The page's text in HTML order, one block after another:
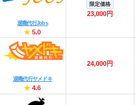
退職代行Jobs
★ 5.0
限定価格
23,000円
退職代行ヤメドキ
★ 4.6
24,000円